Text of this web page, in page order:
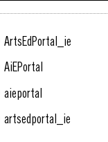
ArtsEdPortal_ie
AiEPortal
aieportal
artsedportal_ie